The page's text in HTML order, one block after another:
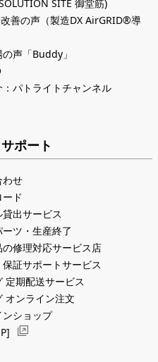
SITE 御堂筋)
善の声（製造DX AirGRID®導
声「Buddy」
パトライトチャンネル
ポート
わせ
ド
出サービス
ツ・生産終了
修理対応サービス店
証サポートサービス
定期配送サービス
オンライン注文
ショップ